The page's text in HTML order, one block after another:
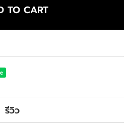
TO CART
รีวิว